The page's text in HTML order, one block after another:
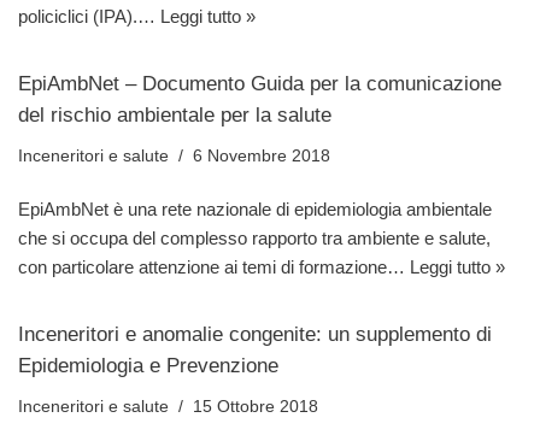
policiclici (IPA).… Leggi tutto »
EpiAmbNet – Documento Guida per la comunicazione
del rischio ambientale per la salute
Inceneritori e salute 6 Novembre 2018
EpiAmbNet è una rete nazionale di epidemiologia ambientale
che si occupa del complesso rapporto tra ambiente e salute,
con particolare attenzione ai temi di formazione… Leggi tutto »
Inceneritori e anomalie congenite: un supplemento di
Epidemiologia e Prevenzione
Inceneritori e salute 15 Ottobre 2018